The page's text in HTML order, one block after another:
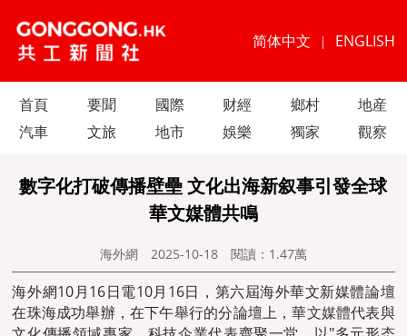
简体中文 | ENGLISH
首頁 要聞 國際 财經 鄉村
地産
汽車
文旅 地市 娛樂 獨家 觀察
數字化打破傳播壁壘 文化出海新叙事引發全球
華文媒體共鳴
海外網 2025-10-18 閱讀： 1.47萬
海外網10月16日電10月16日，第六屆海外華文新媒體論壇
在珠海成功舉辦，在下午舉行的分論壇上，華文媒體代表與